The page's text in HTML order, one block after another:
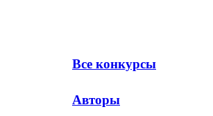
Все конкурсы
Авторы